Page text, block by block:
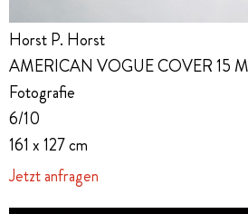
Horst P. Horst
AMERICAN VOGUE COVER 15
Fotografie
6/10
161 x 127 cm
Jetzt anfragen